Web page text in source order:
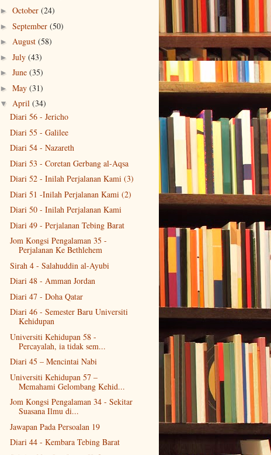
► October (24)
► September (50)
► August (58)
► July (43)
► June (35)
► May (31)
▼ April (34)
Diari 56 - Jericho
Diari 55 - Galilee
Diari 54 - Nazareth
Diari 53 - Coretan Gerbang al-Aqsa
Diari 52 - Inilah Perjalanan Kami (3)
Diari 51 -Inilah Perjalanan Kami (2)
Diari 50 - Inilah Perjalanan Kami
Diari 49 - Perjalanan Tebing Barat
Jom Kongsi Pengalaman 35 -
Perjalanan Ke Bethlehem
Sirah 4 - Salahuddin al-Ayubi
Diari 48 - Amman Jordan
Diari 47 - Doha Qatar
Diari 46 - Semester Baru Universiti
Kehidupan
Universiti Kehidupan 58 -
Percayalah, ia tidak sem...
Diari 45 – Mencintai Nabi
Universiti Kehidupan 57 –
Memahami Gelombang Kehid...
Jom Kongsi Pengalaman 34 - Sekitar
Suasana Ilmu di...
Jawapan Pada Persoalan 19
Diari 44 - Kembara Tebing Barat